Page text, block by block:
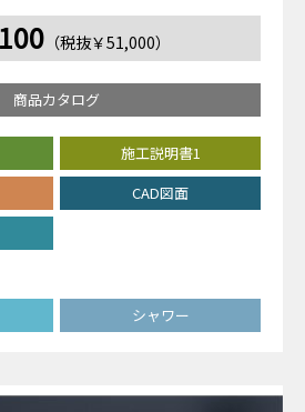
（税抜￥51,000）
商品カタログ
施工説明書1
CAD図面
シャワー